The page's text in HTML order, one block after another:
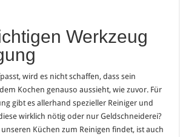
Werkzeug
wird es nicht schaffen, dass sein
Kochen genauso aussieht, wie zuvor. Für
gibt es allerhand spezieller Reiniger und
wirklich nötig oder nur Geldschneiderei?
unseren Küchen zum Reinigen findet, ist auch